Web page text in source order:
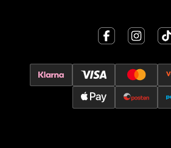
Fredrikstad -
Brochsgate 8, 1607 Fredrikstad